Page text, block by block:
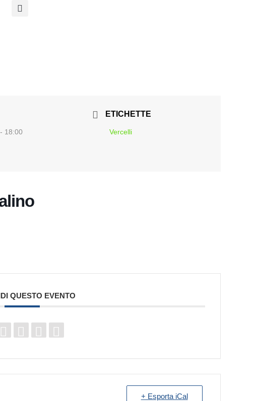
18:00
ETICHETTE
Vercelli
QUESTO EVENTO
+ Esporta iCal